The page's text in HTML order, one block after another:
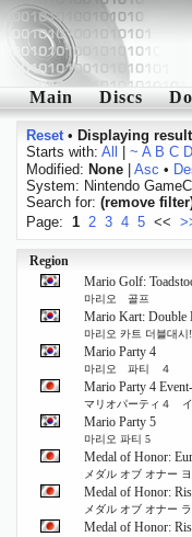
Main Discs
Reset• Displaying
Starts with: All ~ A B C D
Modified: None| Asc •
System: Nintendo
Search for: (remove
Page: 1 2 3 4 5 <<
Region
Mario Golf:
마리오 골프
Mario Kart: Double
마리오 카트 더블대시
Mario Party 4
마리오 파티 ４
Mario Party 4
マリオパーティ４ イ
Mario Party 5
마리오 파티 5
Medal of Honor:
メダル オブ オナー
Medal of Honor:
メダル オブ オナー
Medal of Honor: